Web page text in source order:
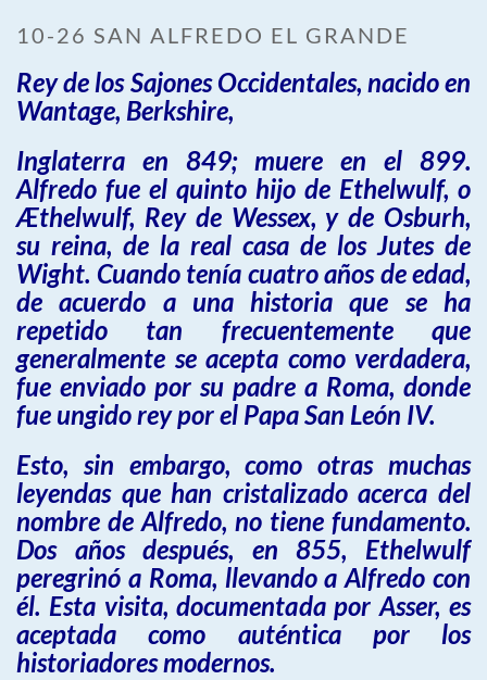
10-26 SAN ALFREDO EL GRANDE
Rey de los Sajones Occidentales, nacido en
Wantage, Berkshire,
Inglaterra en 849; muere en el 899.
Alfredo fue el quinto hijo de Ethelwulf, o
Æthelwulf, Rey de Wessex, y de Osburh,
su reina, de la real casa de los Jutes de
Wight. Cuando tenía cuatro años de edad,
de acuerdo a una historia que se ha
repetido tan frecuentemente que
generalmente se acepta como verdadera,
fue enviado por su padre a Roma, donde
fue ungido rey por el Papa San León IV.
Esto, sin embargo, como otras muchas
leyendas que han cristalizado acerca del
nombre de Alfredo, no tiene fundamento.
Dos años después, en 855, Ethelwulf
peregrinó a Roma, llevando a Alfredo con
él. Esta visita, documentada por Asser, es
aceptada como auténtica por los
historiadores modernos.